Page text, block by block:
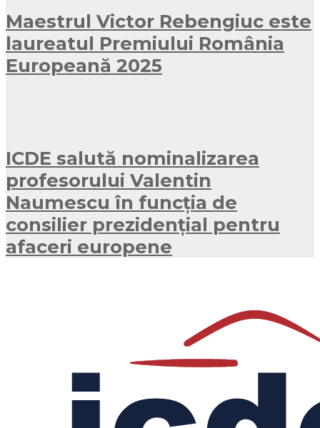
Maestrul Victor Rebengiuc este
laureatul Premiului România
Europeană 2025
ICDE salută nominalizarea
profesorului Valentin
Naumescu în funcția de
consilier prezidențial pentru
afaceri europene